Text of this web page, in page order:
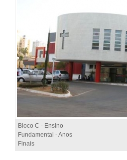
Bloco C - Ensino
Fundamental - Anos
Finais